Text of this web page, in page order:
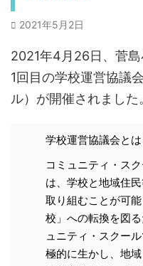
2021年5月2日
2021年4月26日、菅
1回目の学校運営協議
ル）が開催されました
学校運営協議会とは
コミュニティ・ス
は、学校と地域住
取り組むことが可
校」への転換を図
ュニティ・スクー
極的に生かし、地